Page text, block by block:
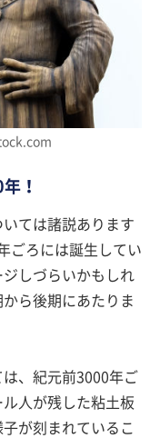
！
ては諸説あります
ごろには誕生してい
しづらいかもしれ
ら後期にあたりま
、紀元前3000年ご
人が残した粘土板
が刻まれているこ